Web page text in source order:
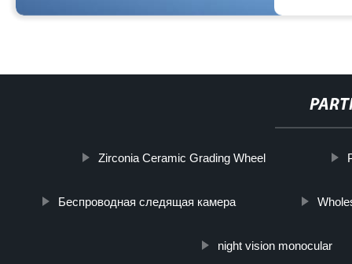
Zirconia Ceramic Grading Wheel
Беспроводная следящая камера
night vision monocular